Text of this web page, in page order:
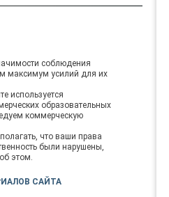
соблюдения
максимум усилий для их
используется
образовательных
коммерческую
что ваши права
были нарушены,
этом.
САЙТА